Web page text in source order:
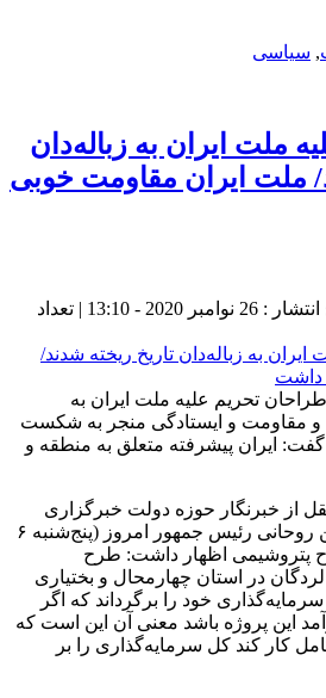
, سیاسی
ملت ایران به زباله‌دان
ملت ایران مقاومت خوبی
شناسه خبر : 44144 | تاریخ انتشار : 26 نوامبر 2020 - 13:10 | تعداد
تحریم علیه ملت ایران به
و مقاومت و ایستادگی منجر به شکست
ایران پیشرفته متعلق به منطقه و
از خبرنگار حوزه دولت خبرگزاری
فارس، حجت‌الاسلام حسن روحانی رئیس جمهور امروز (پنج‌شنبه ۶
پتروشیمی اظهار داشت: طرح
در استان چهارمحال و بختیاری
سرمایه‌گذاری خود را برگرداند که اگر
دلار درآمد این پروژه باشد معنی آن این است که
کامل کار کند کل سرمایه‌گذاری را بر